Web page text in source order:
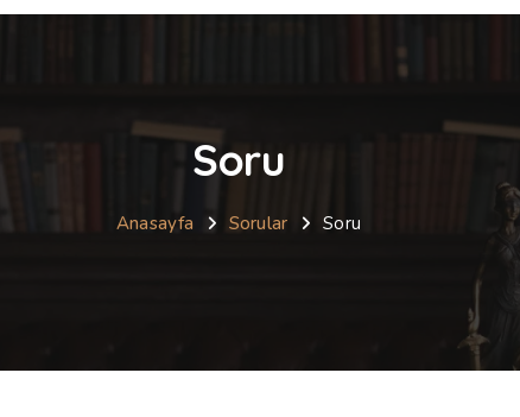
Soru
Anasayfa Sorular Soru